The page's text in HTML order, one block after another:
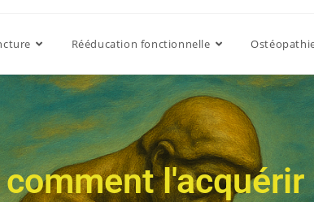
Rééducation fonctionnelle